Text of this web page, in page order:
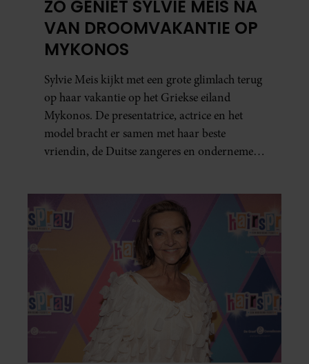
ZÓ GENIET SYLVIE MEIS NA
VAN DROOMVAKANTIE OP
MYKONOS
Sylvie Meis kijkt met een grote glimlach terug
op haar vakantie op het Griekse eiland
Mykonos. De presentatrice, actrice en het
model bracht er samen met haar beste
vriendin, de Duitse zangeres en ondernemer
zonovergoten bestemming én vertelt ze hoe
bijzonder de reis voor haar is geweest.